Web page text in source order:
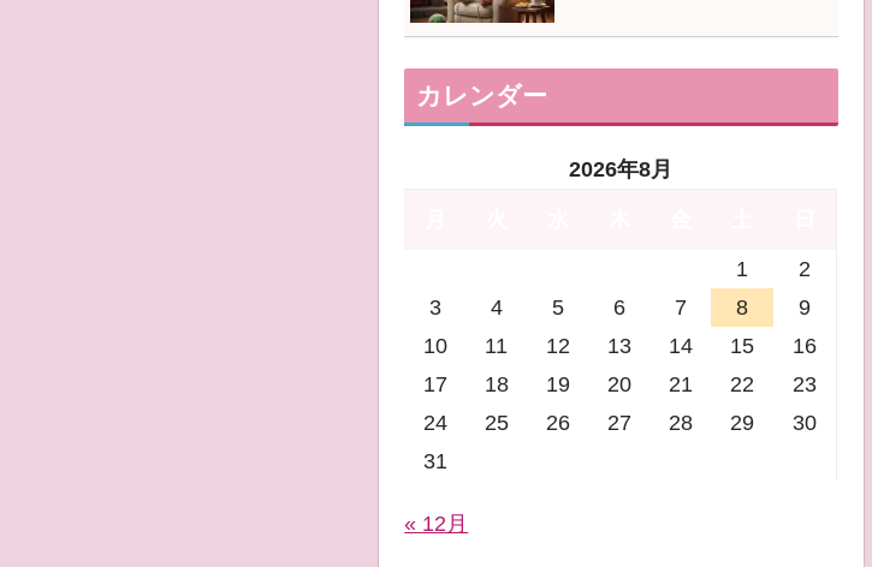
カレンダー
2026年8月
1
2
3
4 5 6 7 8
9
10
11 12 13 14 15
16
17
18 19 20 21 22
23
24
25 26 27 28 29
30
31
« 12月